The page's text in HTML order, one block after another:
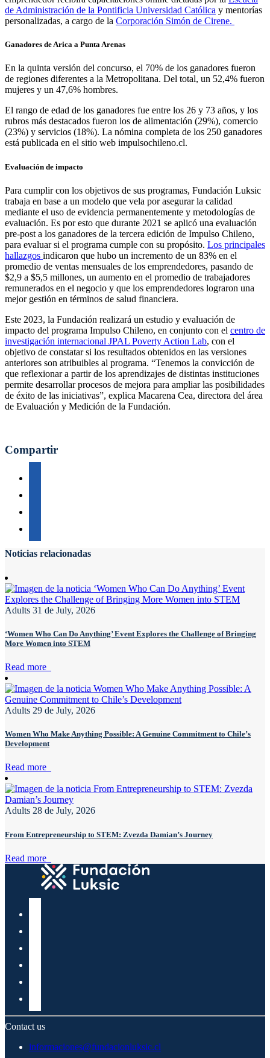
de Administración de la Pontificia Universidad Católica y mentorías
personalizadas, a cargo de la Corporación Simón de Cirene.
Ganadores de Arica a Punta Arenas
En la quinta versión del concurso, el 70% de los ganadores fueron
de regiones diferentes a la Metropolitana. Del total, un 52,4% fueron
mujeres y un 47,6% hombres.
El rango de edad de los ganadores fue entre los 26 y 73 años, y los
rubros más destacados fueron los de alimentación (29%), comercio
(23%) y servicios (18%). La nómina completa de los 250 ganadores
está publicada en el sitio web impulsochileno.cl.
Evaluación de impacto
Para cumplir con los objetivos de sus programas, Fundación Luksic
trabaja en base a un modelo que vela por asegurar la calidad
mediante el uso de evidencia permanentemente y metodologías de
evaluación. Es por esto que durante 2021 se aplicó una evaluación
pre-post a los ganadores de la tercera edición de Impulso Chileno,
para evaluar si el programa cumple con su propósito. Los principales
hallazgos indicaron que hubo un incremento de un 83% en el
promedio de ventas mensuales de los emprendedores, pasando de
$2,9 a $5,5 millones, un aumento en el promedio de trabajadores
remunerados en el negocio y que los emprendedores lograron una
mejor gestión en términos de salud financiera.
Este 2023, la Fundación realizará un estudio y evaluación de
impacto del programa Impulso Chileno, en conjunto con el centro de
investigación internacional JPAL Poverty Action Lab, con el
objetivo de constatar si los resultados obtenidos en las versiones
anteriores son atribuibles al programa. “Tenemos la convicción de
que reflexionar a partir de los aprendizajes de distintas instituciones
permite desarrollar procesos de mejora para ampliar las posibilidades
de éxito de las iniciativas”, explica Macarena Cea, directora del área
de Evaluación y Medición de la Fundación.
Compartir
Noticias relacionadas
Adults 31 de July, 2026
‘Women Who Can Do Anything’ Event Explores the Challenge of Bringing
More Women into STEM
Read more
Adults 29 de July, 2026
Women Who Make Anything Possible: A Genuine Commitment to Chile’s
Development
Read more
Adults 28 de July, 2026
From Entrepreneurship to STEM: Zvezda Damian’s Journey
Read more
Contact us
informaciones@fundacionluksic.cl